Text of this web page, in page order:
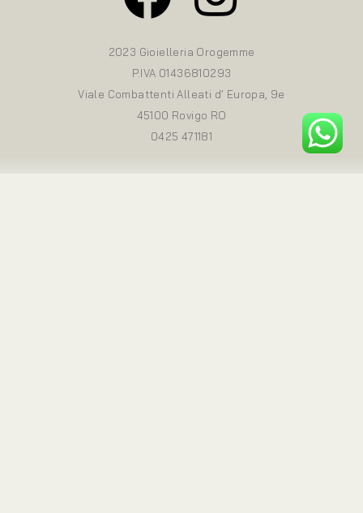
2023 Gioielleria Orogemme
P.IVA 01436810293
Viale Combattenti Alleati d’ Europa, 9e
45100 Rovigo RO
0425 471181